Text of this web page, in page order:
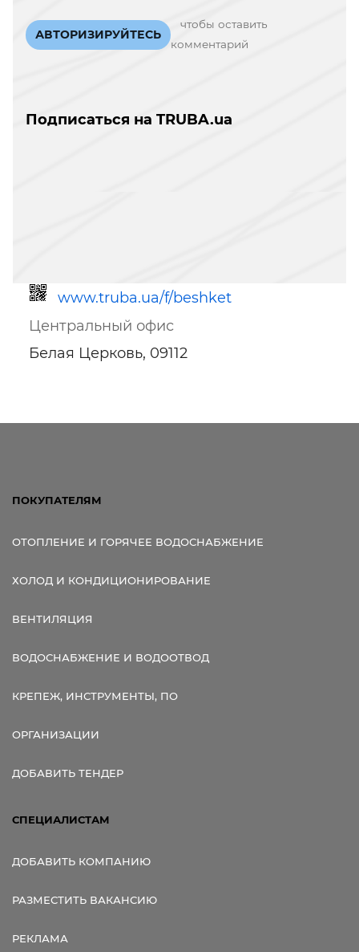
АВТОРИЗИРУЙТЕСЬ
чтобы оставить
комментарий
Подписаться на TRUBA.ua
www.truba.ua/f/beshket
Центральный офис
Белая Церковь, 09112
ПОКУПАТЕЛЯМ
ОТОПЛЕНИЕ И ГОРЯЧЕЕ ВОДОСНАБЖЕНИЕ
ХОЛОД И КОНДИЦИОНИРОВАНИЕ
ВЕНТИЛЯЦИЯ
ВОДОСНАБЖЕНИЕ И ВОДООТВОД
КРЕПЕЖ, ИНСТРУМЕНТЫ, ПО
ОРГАНИЗАЦИИ
ДОБАВИТЬ ТЕНДЕР
СПЕЦИАЛИСТАМ
ДОБАВИТЬ КОМПАНИЮ
РАЗМЕСТИТЬ ВАКАНСИЮ
РЕКЛАМА